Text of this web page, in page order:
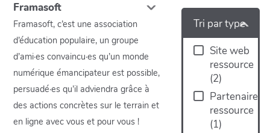
Tri par type
Site web
ressource
(2)
Partenaire
ressource
(1)
Framasoft
Framasoft, c’est une association
d’éducation populaire, un groupe
d’ami·es convaincu·es qu’un monde
numérique émancipateur est possible,
persuadé·es qu’il adviendra grâce à
des actions concrètes sur le terrain et
en ligne avec vous et pour vous !